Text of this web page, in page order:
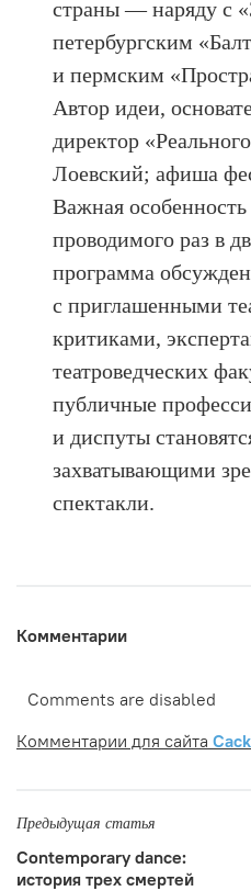
страны — наряду с
петербургским
и пермским
Автор идеи,
директор
Лоевский; афиша
Важная
проводимого раз в
программа
с приглашенными
критиками,
театроведческих
публичные
и диспуты
захватывающими
спектакли.
Комментарии
Comments are disabled
Комментарии для сайта
Предыдущая статья
Contemporary dance:
история трех смертей